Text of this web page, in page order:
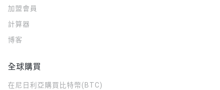
加盟會員
計算器
博客
全球購買
在尼日利亞購買比特幣(BTC)